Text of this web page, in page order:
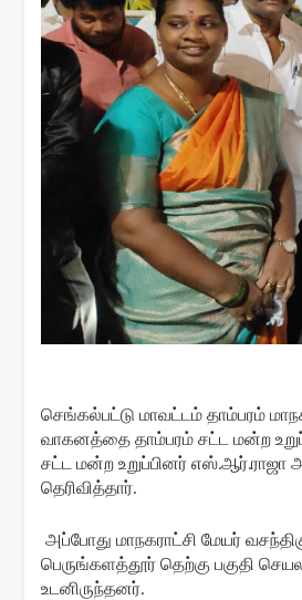
செங்கல்பட்டு மாவட்டம் தாம்பரம்
வாகனத்தை தாம்பரம் சட்ட மன்ற
சட்ட மன்ற உறுப்பினர் எஸ்.ஆர்.ராஜா
தெரிவித்தார்.
அப்போது மாநகராட்சி மேயர்
பெருங்களத்தூர் தெற்கு பகுதி
உடனிருந்தனர்.